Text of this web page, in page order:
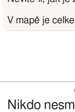
V mapě je
Nikdo